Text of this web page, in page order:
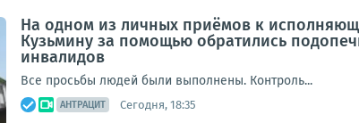
На одном из личных приёмов к
Кузьмину за помощью обратились
инвалидов
Все просьбы людей были выполнены. Контроль...
АНТРАЦИТ Сегодня, 18:35